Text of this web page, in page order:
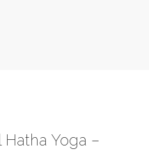
Hatha Yoga –